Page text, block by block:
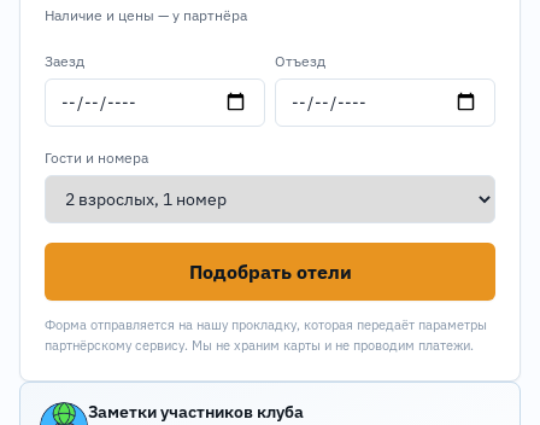
Наличие и цены — у партнёра
Заезд Отъезд
Гости и номера
Подобрать отели
Форма отправляется на нашу прокладку, которая передаёт параметры
партнёрскому сервису. Мы не храним карты и не проводим платежи.
Заметки участников клуба